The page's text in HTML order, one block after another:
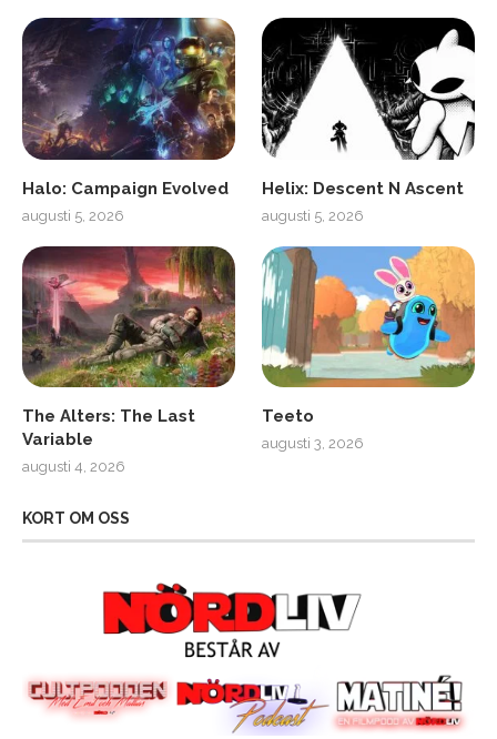
Halo: Campaign Evolved
augusti 5, 2026
Helix: Descent N Ascent
augusti 5, 2026
The Alters: The Last
Variable
augusti 4, 2026
Teeto
augusti 3, 2026
KORT OM OSS